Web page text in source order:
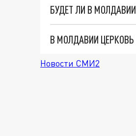
БУДЕТ ЛИ В
В МОЛДАВИИ
Новости СМИ2